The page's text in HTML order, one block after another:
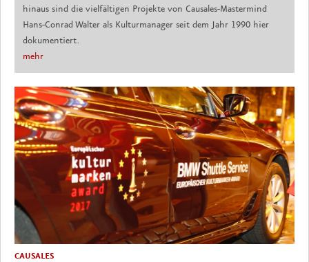
hinaus sind die vielfältigen Projekte von Causales-Mastermind
Hans-Conrad Walter als Kulturmanager seit dem Jahr 1990 hier
dokumentiert.
mehr
CAUSALES